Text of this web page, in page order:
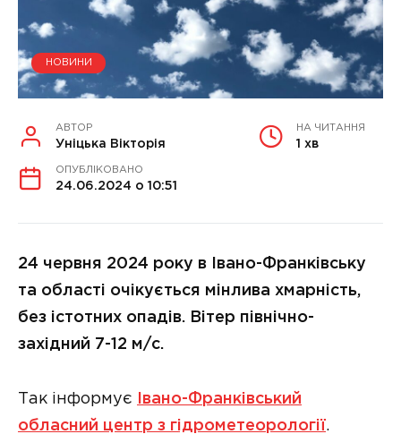
НОВИНИ
АВТОР
Уніцька Вікторія
НА ЧИТАННЯ
1 хв
ОПУБЛІКОВАНО
24.06.2024 о 10:51
24 червня 2024 року в Івано-Франківську
та області очікується мінлива хмарність,
без істотних опадів. Вітер північно-
західний 7-12 м/с.
Так інформує
Івано-Франківський
обласний центр з гідрометеорології.